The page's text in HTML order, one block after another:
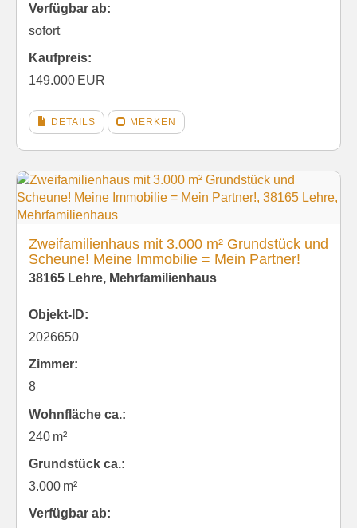
Verfügbar ab:
sofort
Kaufpreis:
149.000 EUR
DETAILS MERKEN
Zweifamilienhaus mit 3.000 m² Grundstück und
Scheune! Meine Immobilie = Mein Partner!
38165 Lehre, Mehrfamilienhaus
Objekt-ID:
2026650
Zimmer:
8
Wohnfläche ca.:
240 m²
Grund­stück ca.:
3.000 m²
Verfügbar ab: